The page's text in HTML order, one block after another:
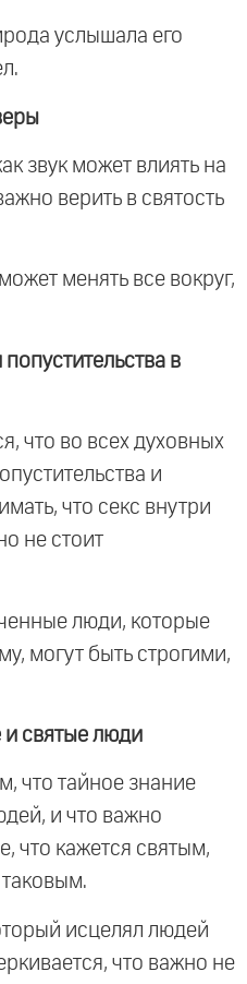
услышала его
звук может влиять на
верить в святость
менять все вокруг,
в
что во всех духовных
и
что секс внутри
не стоит
люди, которые
могут быть строгими,
и святые люди
что тайное знание
и что важно
что кажется святым,
исцелял людей
что важно не